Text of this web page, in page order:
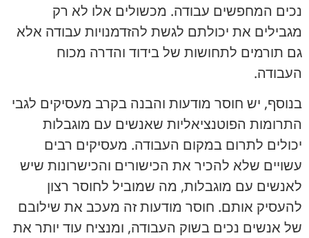
נכים המחפשים עבודה. מכשולים אלו לא רק
מגבילים את יכולתם לגשת להזדמנויות עבודה אלא
גם תורמים לתחושות של בידוד והדרה מכוח
העבודה.
בנוסף, יש חוסר מודעות והבנה בקרב מעסיקים לגבי
התרומות הפוטנציאליות שאנשים עם מוגבלות
יכולים לתרום במקום העבודה. מעסיקים רבים
עשויים שלא להכיר את הכישורים והכישרונות שיש
לאנשים עם מוגבלות, מה שמוביל לחוסר רצון
להעסיק אותם. חוסר מודעות זה מעכב את שילובם
של אנשים נכים בשוק העבודה, ומנציח עוד יותר את